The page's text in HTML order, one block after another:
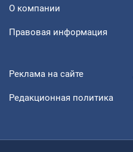
О компании
Правовая информация
Реклама на сайте
Редакционная политика